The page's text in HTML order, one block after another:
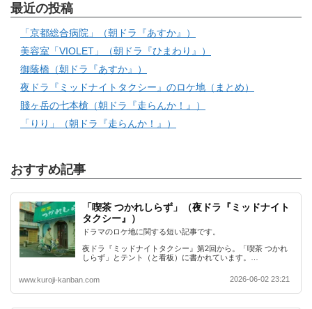
最近の投稿
「京都総合病院」（朝ドラ『あすか』）
美容室「VIOLET」（朝ドラ『ひまわり』）
御蔭橋（朝ドラ『あすか』）
夜ドラ『ミッドナイトタクシー』のロケ地（まとめ）
賤ヶ岳の七本槍（朝ドラ『走らんか！』）
「りり」（朝ドラ『走らんか！』）
おすすめ記事
「喫茶 つかれしらず」（夜ドラ『ミッドナイト
タクシー』）
ドラマのロケ地に関する短い記事です。
夜ドラ『ミッドナイトタクシー』第2回から。「喫茶 つかれ
しらず」とテント（と看板）に書かれています。…
www.kuroji-kanban.com 2026-06-02 23:21